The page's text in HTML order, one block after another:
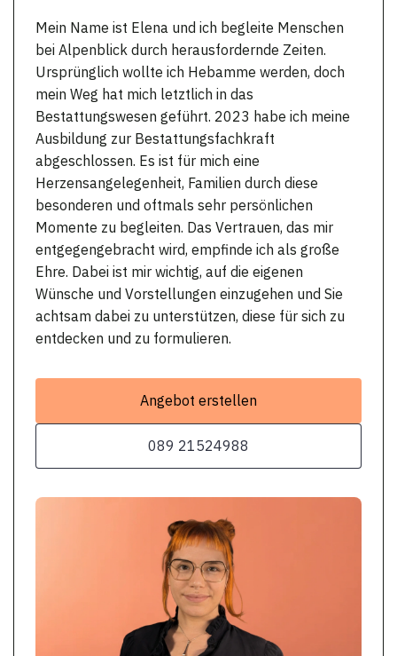
Mein Name ist Elena und ich begleite Menschen
bei Alpenblick durch herausfordernde Zeiten.
Ursprünglich wollte ich Hebamme werden, doch
mein Weg hat mich letztlich in das
Bestattungswesen geführt. 2023 habe ich meine
Ausbildung zur Bestattungsfachkraft
abgeschlossen. Es ist für mich eine
Herzensangelegenheit, Familien durch diese
besonderen und oftmals sehr persönlichen
Momente zu begleiten. Das Vertrauen, das mir
entgegengebracht wird, empfinde ich als große
Ehre. Dabei ist mir wichtig, auf die eigenen
Wünsche und Vorstellungen einzugehen und Sie
achtsam dabei zu unterstützen, diese für sich zu
entdecken und zu formulieren.
Angebot erstellen
089 21524988